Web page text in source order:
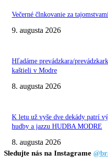
Večerné člnkovanie za
9. augusta 2026
Hľadáme prevádzkara/
kaštieli v Modre
8. augusta 2026
K letu už vyše dve dekády patrí
hudby a jazzu HUDBA MODRE
8. augusta 2026
Sledujte nás na Instagrame